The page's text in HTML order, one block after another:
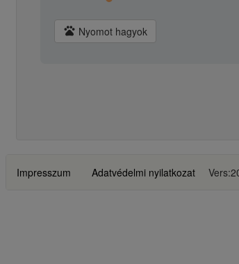
pets Nyomot hagyok
Impresszum Adatvédelmi nyilatkozat